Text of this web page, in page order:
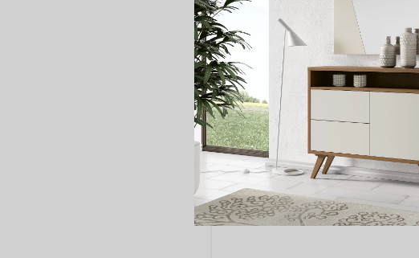
Código postal*
Referencia del producto
Consulta*